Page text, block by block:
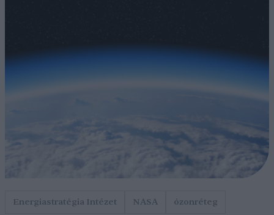
Energiastratégia Intézet NASA ózonréteg